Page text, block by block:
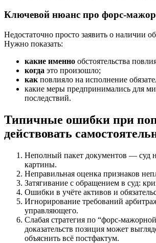
Ключевой нюанс про форс-мажор
Недостаточно просто заявить о наличии
Нужно показать:
какие именно обстоятельства
когда это произошло;
как повлияло на исполнение
какие меры предпринимались для
последствий.
Типичные ошибки при
действовать
Неполный пакет документов — суд
картины.
Неправильная оценка признаков
Затягивание с обращением в суд:
Ошибки в учёте активов и
Игнорирование требований
управляющего.
Слабая стратегия по “форс-
доказательств позиция может
объяснить всё постфактум.